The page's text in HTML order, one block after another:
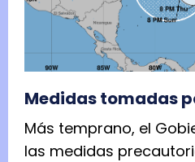
Medidas tomadas
Más temprano, el
las medidas